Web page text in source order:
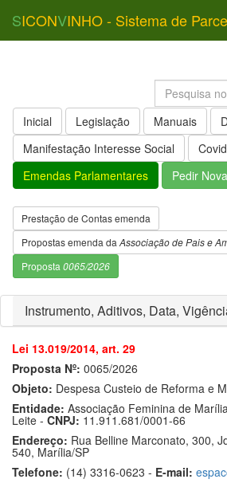
SICONVINHO - Sistema de
Inicial Legislação Manuais
Manifestação Interesse Social
Emendas Parlamentares
Pedir
Prestação de Contas emenda
Propostas emenda da Associação de Pais e
Proposta 0065/2026
Instrumento, Aditivos, Data,
Lei 13.019/2014, art. 29
Proposta Nº: 0065/2026
Objeto: Despesa Custeio de Reforma e
Entidade: Associação Feminina de
Leite - CNPJ: 11.911.681/0001-66
Endereço: Rua Belline Marconato, 300,
540, Marília/SP
Telefone: (14) 3316-0623 - E-mail: